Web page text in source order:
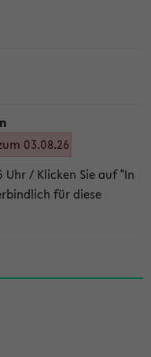
03.08.26
Uhr / Klicken Sie auf "In
für diese